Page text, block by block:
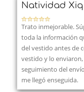
Natividad
Trato inmejorable.
toda la información
del vestido antes de
vestido y lo
seguimiento del
me llegó enseguida.